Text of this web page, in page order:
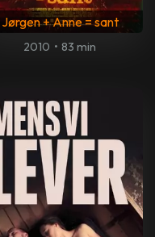
Jørgen + Anne = sant
2010 • 83 min